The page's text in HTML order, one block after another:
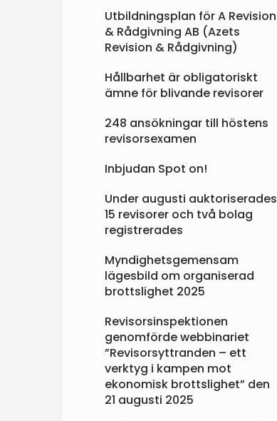
Utbildningsplan för A Revision
& Rådgivning AB (Azets
Revision & Rådgivning)
Hållbarhet är obligatoriskt
ämne för blivande revisorer
248 ansökningar till höstens
revisorsexamen
Inbjudan Spot on!
Under augusti auktoriserades
15 revisorer och två bolag
registrerades
Myndighetsgemensam
lägesbild om organiserad
brottslighet 2025
Revisorsinspektionen
genomförde webbinariet
”Revisorsyttranden – ett
verktyg i kampen mot
ekonomisk brottslighet” den
21 augusti 2025